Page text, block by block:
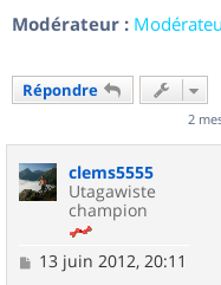
Modérateur :
Répondre
2
clems5555
Utagawiste
champion
M13 juin 2012, 20:11